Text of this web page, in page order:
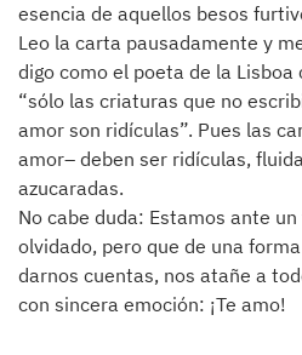
esencia de aquellos besos
Leo la carta pausadamente y
digo como el poeta de la
“sólo las criaturas que no
amor son ridículas”. Pues las
amor– deben ser ridículas,
azucaradas.
No cabe duda: Estamos ante
olvidado, pero que de una
darnos cuentas, nos atañe a
con sincera emoción: ¡Te amo!